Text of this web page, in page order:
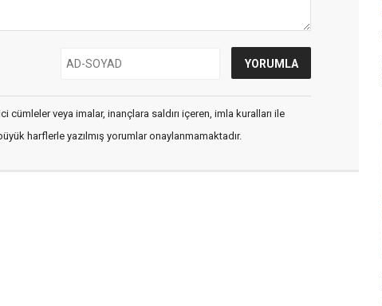
cümleler veya imalar, inançlara saldırı içeren, imla kuralları ile
harflerle yazılmış yorumlar onaylanmamaktadır.